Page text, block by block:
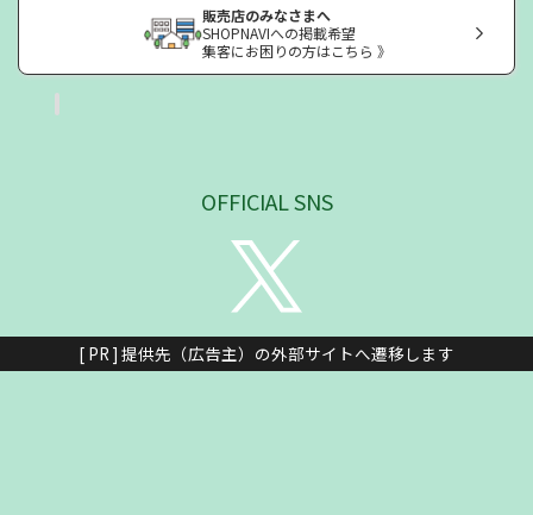
販売店のみなさまへ
SHOPNAVIへの掲載希望
集客にお困りの方はこちら 》
OFFICIAL SNS
[ PR ] 提供先（広告主）の外部サイトへ遷移します